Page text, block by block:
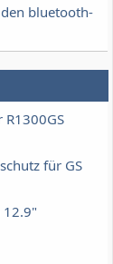
bluetooth-
für GS
12.9"